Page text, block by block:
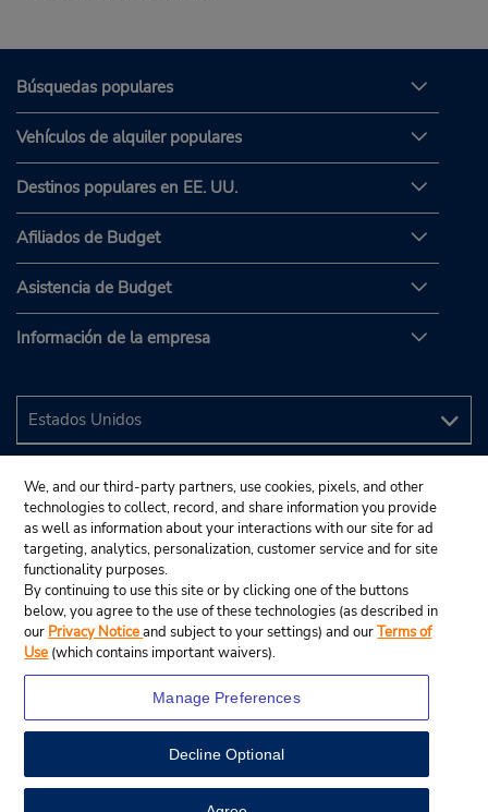
View Map
Búsquedas populares
Vehículos de alquiler populares
Destinos populares en EE. UU.
Afiliados de Budget
Asistencia de Budget
Información de la empresa
© 2024 Budget Rent A Car System, Inc.
We, and our third-party partners, use cookies, pixels, and other
technologies to collect, record, and share information you provide
as well as information about your interactions with our site for ad
targeting, analytics, personalization, customer service and for site
functionality purposes.
By continuing to use this site or by clicking one of the buttons
below, you agree to the use of these technologies (as described in
our Privacy Noticeand subject to your settings) and ourTerms of
Use (which contains important waivers).
Manage Preferences
Decline Optional